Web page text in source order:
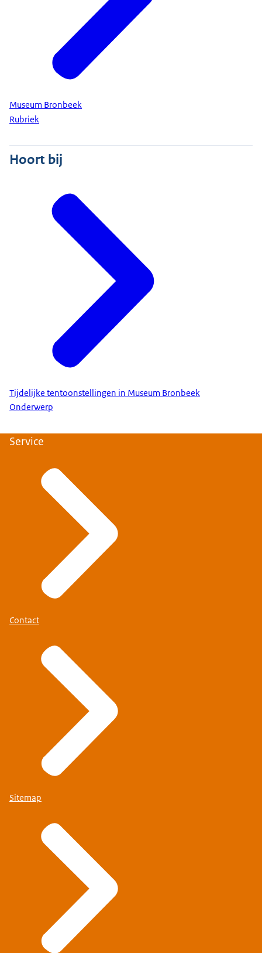
Museum Bronbeek
Rubriek
Hoort bij
Tijdelijke tentoonstellingen in Museum Bronbeek
Onderwerp
Service
Contact
Sitemap